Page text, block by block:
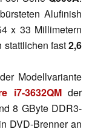
Alufinish
x 33 Millimetern
stattlichen fast2,6
Modellvariante
i7-3632QMder
8 GByte DDR3-
DVD-Brenner an